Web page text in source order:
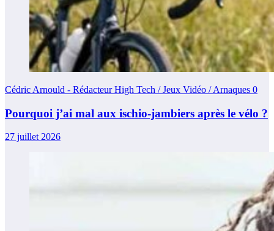
Cédric Arnould - Rédacteur High Tech / Jeux Vidéo / Arnaques 0
Pourquoi j’ai mal aux ischio-jambiers après le vélo ?
27 juillet 2026